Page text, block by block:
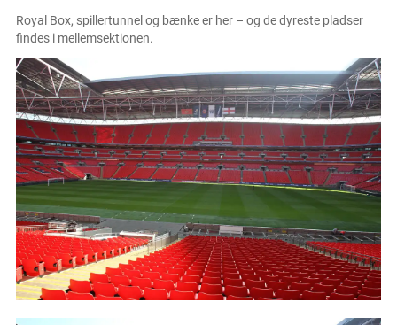
Royal Box, spillertunnel og bænke er her – og de dyreste pladser
findes i mellemsektionen.